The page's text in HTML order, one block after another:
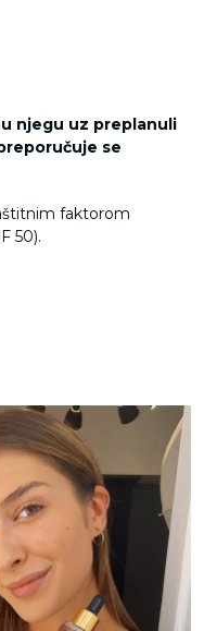
njegu uz preplanuli
se
faktorom
50).